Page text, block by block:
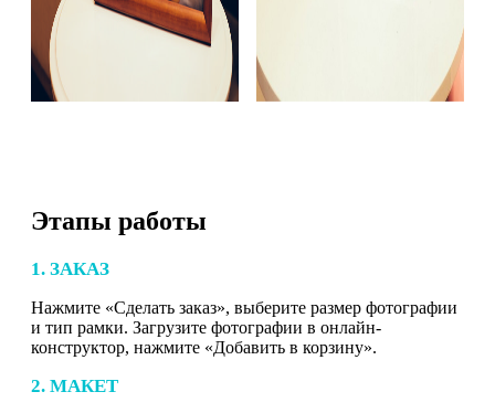
Этапы работы
1. ЗАКАЗ
Нажмите «Сделать заказ», выберите размер фотографии
и тип рамки. Загрузите фотографии в онлайн-
конструктор, нажмите «Добавить в корзину».
2. МАКЕТ